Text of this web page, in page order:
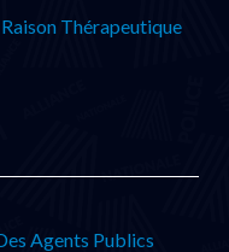
Thérapeutique
Agents Publics